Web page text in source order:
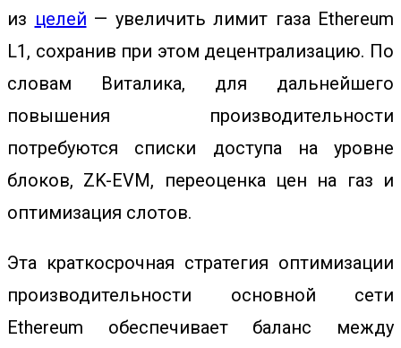
из целей — увеличить лимит газа Ethereum
L1, сохранив при этом децентрализацию. По
словам Виталика, для дальнейшего
повышения производительности
потребуются списки доступа на уровне
блоков, ZK-EVM, переоценка цен на газ и
оптимизация слотов.
Эта краткосрочная стратегия оптимизации
производительности основной сети
Ethereum обеспечивает баланс между